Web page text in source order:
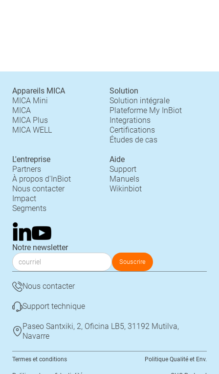
Appareils MICA
MICA Mini
MICA
MICA Plus
MICA WELL
Solution
Solution intégrale
Plateforme My InBiot
Integrations
Certifications
Études de cas
L'entreprise
Partners
À propos d'InBiot
Nous contacter
Impact
Segments
Aide
Support
Manuels
Wikinbiot
Notre newsletter
Nous contacter
Support technique
Paseo Santxiki, 2, Oficina LB5, 31192 Mutilva,
Navarre
Termes et conditions Politique Qualité et Env.